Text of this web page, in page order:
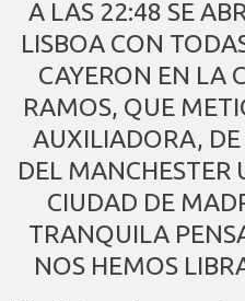
A LAS 22:48 SE
LISBOA CON
CAYERON EN LA
RAMOS, QUE
AUXILIADORA,
DEL MANCHESTER
CIUDAD DE
TRANQUILA
NOS HEMOS